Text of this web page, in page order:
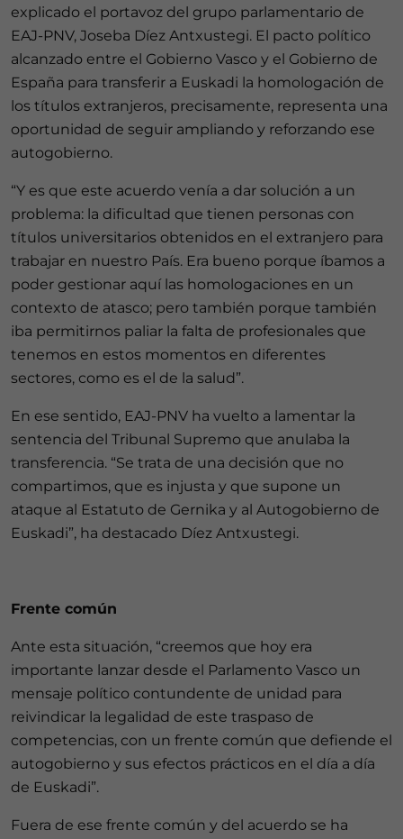
explicado el portavoz del grupo parlamentario de
EAJ-PNV, Joseba Díez Antxustegi. El pacto político
alcanzado entre el Gobierno Vasco y el Gobierno de
España para transferir a Euskadi la homologación de
los títulos extranjeros, precisamente, representa una
oportunidad de seguir ampliando y reforzando ese
autogobierno.
“Y es que este acuerdo venía a dar solución a un
problema: la dificultad que tienen personas con
títulos universitarios obtenidos en el extranjero para
trabajar en nuestro País. Era bueno porque íbamos a
poder gestionar aquí las homologaciones en un
contexto de atasco; pero también porque también
iba permitirnos paliar la falta de profesionales que
tenemos en estos momentos en diferentes
sectores, como es el de la salud”.
En ese sentido, EAJ-PNV ha vuelto a lamentar la
sentencia del Tribunal Supremo que anulaba la
transferencia. “Se trata de una decisión que no
compartimos, que es injusta y que supone un
ataque al Estatuto de Gernika y al Autogobierno de
Euskadi”, ha destacado Díez Antxustegi.
Frente común
Ante esta situación, “creemos que hoy era
importante lanzar desde el Parlamento Vasco un
mensaje político contundente de unidad para
reivindicar la legalidad de este traspaso de
competencias, con un frente común que defiende el
autogobierno y sus efectos prácticos en el día a día
de Euskadi”.
Fuera de ese frente común y del acuerdo se ha